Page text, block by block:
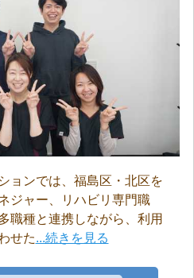
ョンでは、福島区・北区を
ジャー、リハビリ専門職
職種と連携しながら、利用
せた...続きを見る